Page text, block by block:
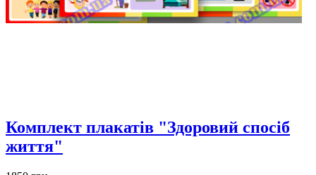
Комплект плакатів "Здоровий спосіб
життя"